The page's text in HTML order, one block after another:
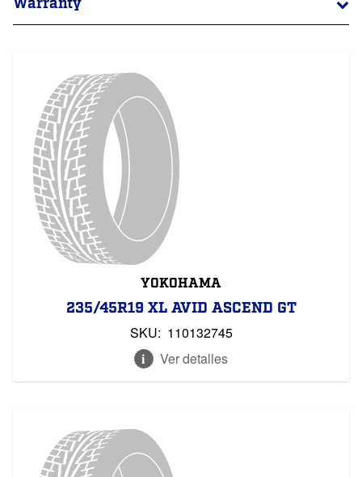
YOKOHAMA
235/45R19 XL AVID ASCEND GT
SKU: 110132745
Ver detalles